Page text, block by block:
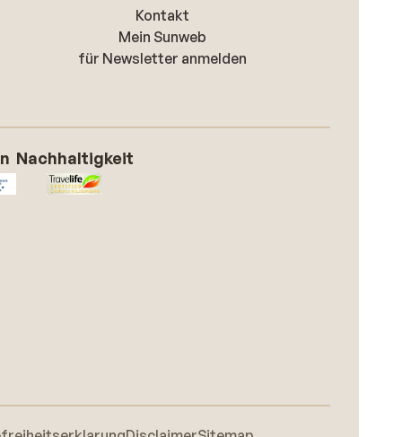
Kontakt
Mein Sunweb
für Newsletter anmelden
Nachhaltigkeit